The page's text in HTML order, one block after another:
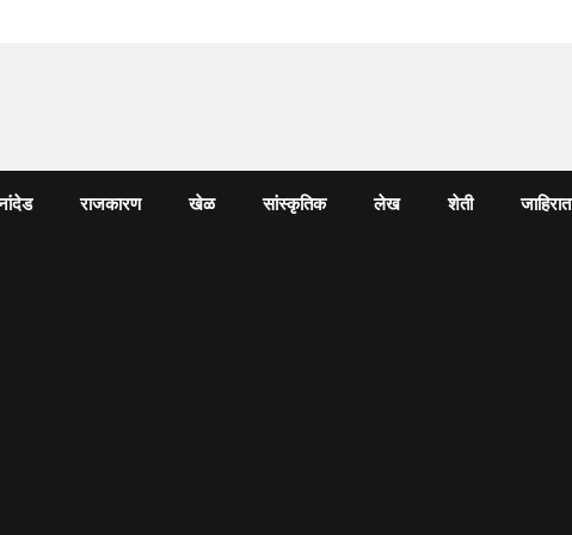
राजकारण खेळ सांस्कृतिक लेख शेती जाहिरात